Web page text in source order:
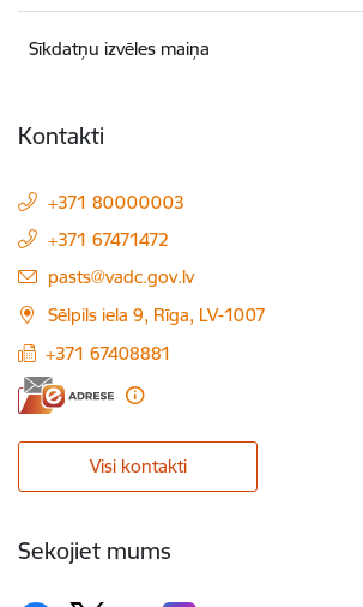
Sīkdatņu izvēles maiņa
Kontakti
+371 80000003
+371 67471472
E-pasts:
pasts@vadc.gov.lv
Sēlpils iela 9, Rīga, LV-1007
+371 67408881
Visi kontakti
Sekojiet mums